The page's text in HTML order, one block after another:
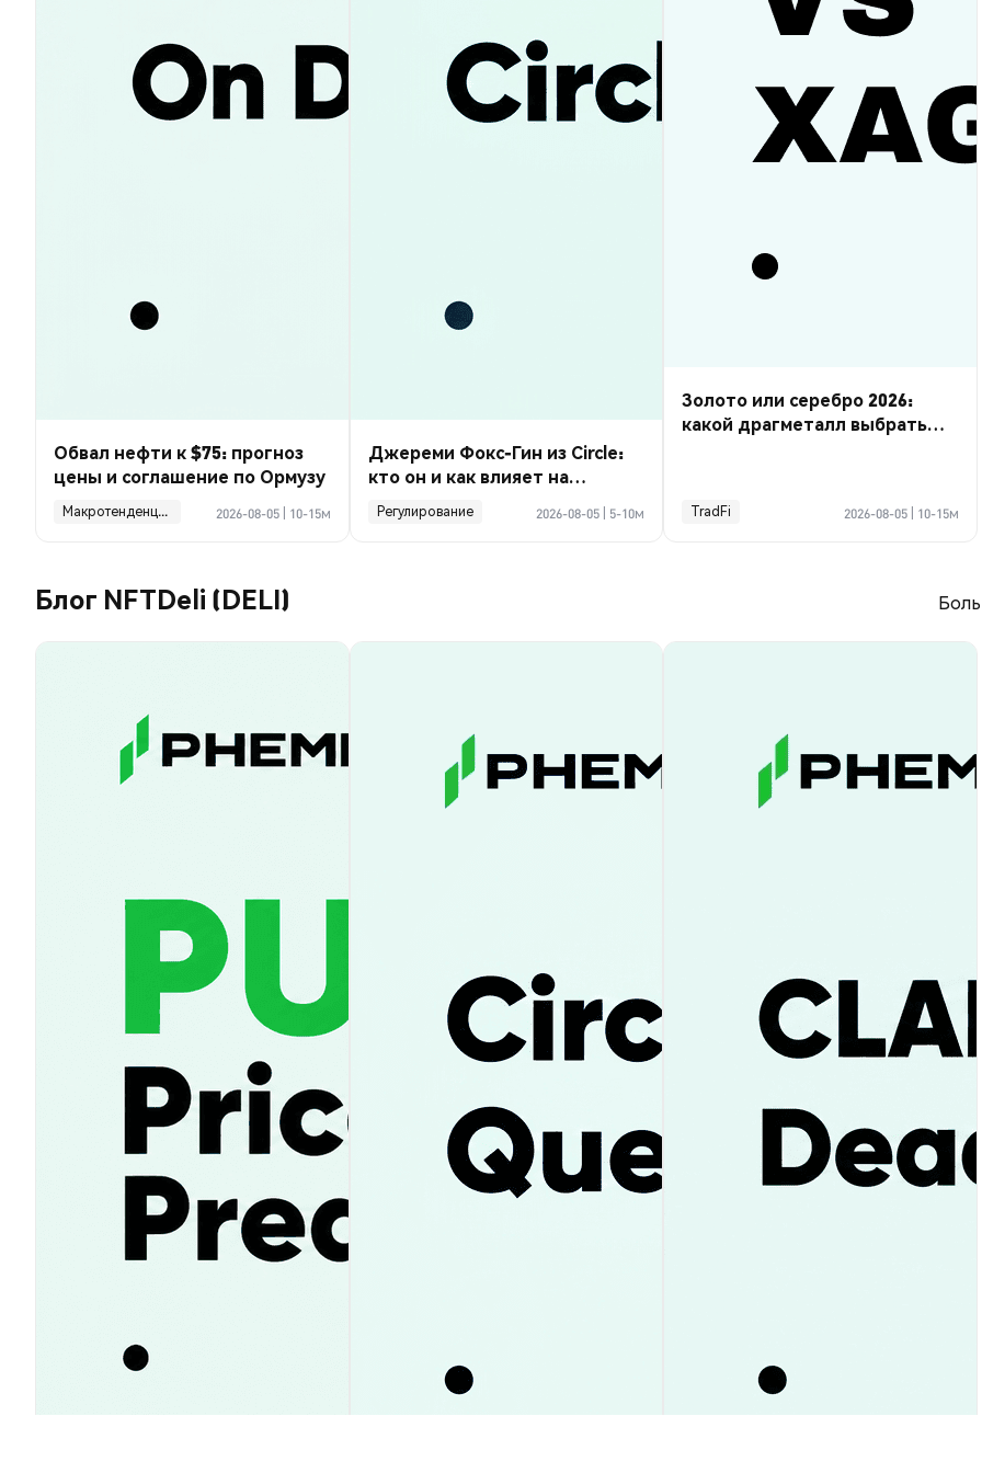
Обвал нефти к $75: прогноз
цены и соглашение по Ормузу
Макротенденции 2026-08-05 10-15м
Джереми Фокс-Гин из Circle:
кто он и как влияет на
финансы компании?
Регулирование 2026-08-05 5-10м
Золото или серебро 2026:
какой драгметалл выбрать
TradFi 2026-08-05 10-15м
Блог NFTDeli (DELI)